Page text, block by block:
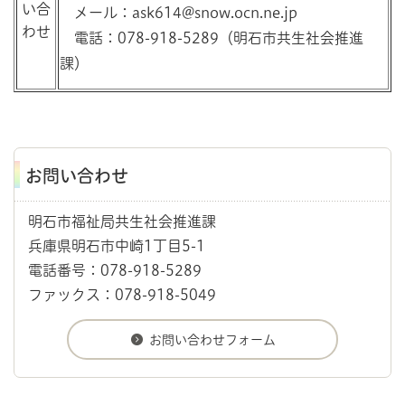
い合
わせ
メール：ask614@snow.ocn.ne.jp
電話：078-918-5289（明石市共生社会推進
課）
お問い合わせ
明石市福祉局共生社会推進課
兵庫県明石市中崎1丁目5-1
電話番号：078-918-5289
ファックス：078-918-5049